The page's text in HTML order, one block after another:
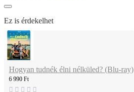
Ez is érdekelhet
Hogyan tudnék élni nélküled? (Blu-ray)
6 990 Ft